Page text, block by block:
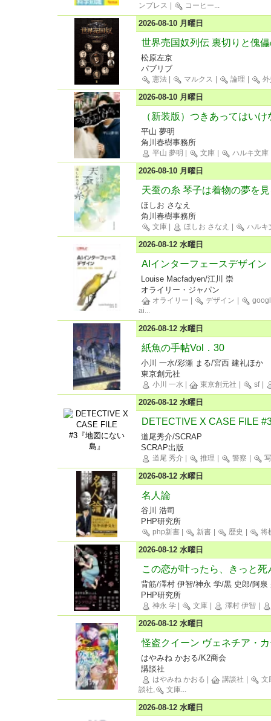
ンプレス | コーヒー
2026-08-10 月曜日
世界売国奴列伝 裏切りと傀
松原左京
パブリブ
憲法 | マルクス | 論理 | 外
2026-08-10 月曜日
（新装版）つきあってはいけ
平山 夢明
角川春樹事務所
平山 夢明 | 文庫 | ハルキ文庫
2026-08-10 月曜日
天蚕の糸 琴子は着物の夢を
ほしお さなえ
角川春樹事務所
文庫 | ほしお さなえ | ハルキ
2026-08-12 水曜日
AIインターフェースデザイン
Louise Macfadyen/江川 崇
オライリー・ジャパン
オライリー | デザイン |
ai
2026-08-12 水曜日
紙魚の手帖Vol．30
小川 一水/彩瀬 まる/宮西 建礼ほか
東京創元社
小川 一水 | 東京創元社 | sf |
2026-08-12 水曜日
DETECTIVE X CASE FILE
道尾秀介/SCRAP
SCRAP出版
道尾 秀介 | 推理 | 警察 |
2026-08-12 水曜日
名人論
谷川 浩司
PHP研究所
php新書 | 新書 | 歴史 | 将
2026-08-12 水曜日
この恋が叶ったら、きっと死
背筋/澤村 伊智/神永 学/黒 史郎/阿泉
PHP研究所
神永 学 | 文庫 | 澤村 伊智 |
2026-08-12 水曜日
怪盗クイーン ヴェネチア・
はやみね かおる/K2商会
講談社
はやみね かおる | 講談社 |
文
談社,
文庫
2026-08-12 水曜日